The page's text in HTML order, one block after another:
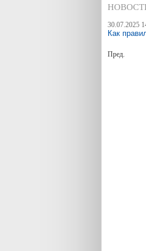
30.07.2025
Как
Пред.